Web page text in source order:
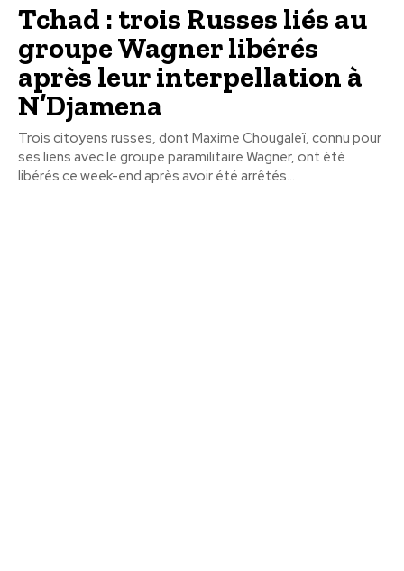
Tchad : trois Russes liés au
groupe Wagner libérés
après leur interpellation à
N’Djamena
Trois citoyens russes, dont Maxime Chougaleï, connu pour
ses liens avec le groupe paramilitaire Wagner, ont été
libérés ce week-end après avoir été arrêtés...